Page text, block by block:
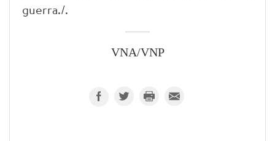
guerra./.
VNA/VNP